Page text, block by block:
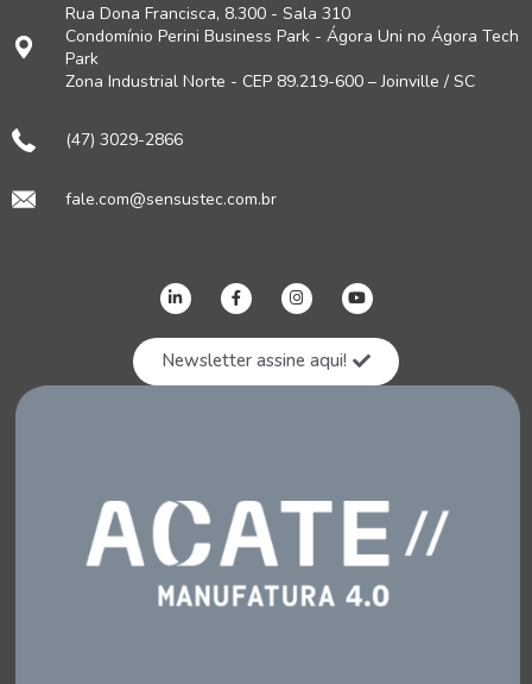
Rua Dona Francisca, 8.300 - Sala 310
Condomínio Perini Business Park - Ágora Uni no Ágora Tech
Park
Zona Industrial Norte - CEP 89.219-600 – Joinville / SC
(47) 3029-2866
fale.com@sensustec.com.br
Newsletter assine aqui!